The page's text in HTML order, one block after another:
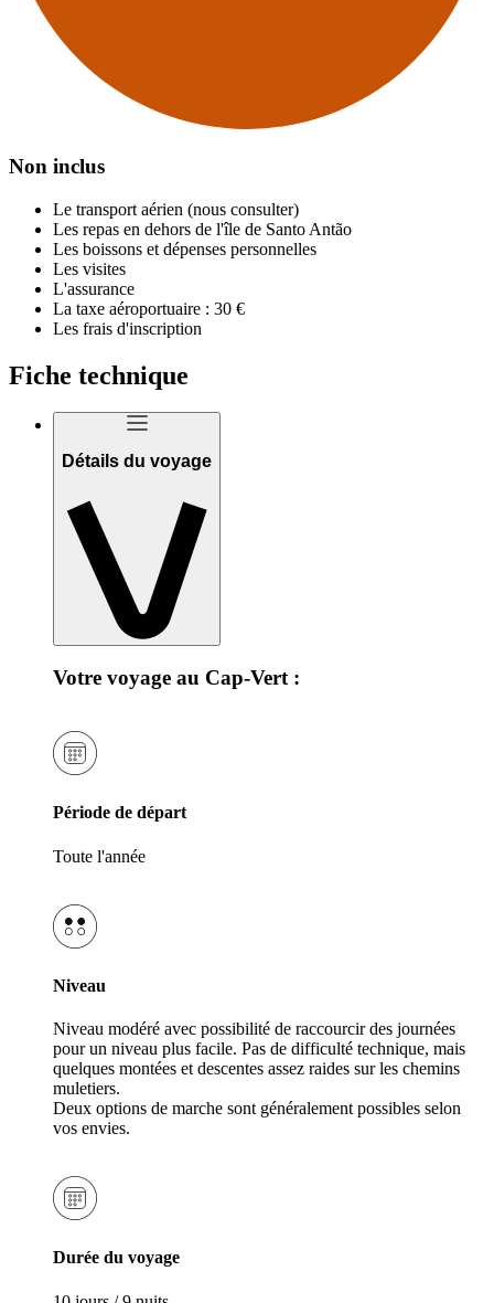
Non inclus
Le transport aérien (nous consulter)
Les repas en dehors de l'île de Santo Antão
Les boissons et dépenses personnelles
Les visites
L'assurance
La taxe aéroportuaire : 30 €
Les frais d'inscription
Fiche technique
Détails du voyage
Votre voyage au Cap-Vert :
Période de départ
Toute l'année
Niveau
Niveau modéré avec possibilité de raccourcir des journées
pour un niveau plus facile. Pas de difficulté technique, mais
quelques montées et descentes assez raides sur les chemins
muletiers.
Deux options de marche sont généralement possibles selon
vos envies.
Durée du voyage